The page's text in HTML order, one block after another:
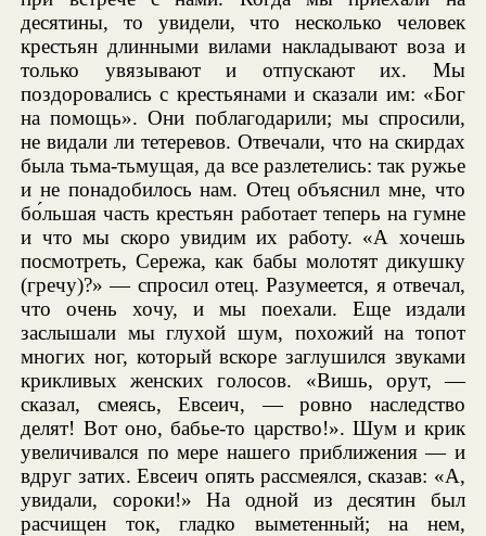
десятины, то увидели, что несколько человек
крестьян длинными вилами накладывают воза и
только увязывают и отпускают их. Мы
поздоровались с крестьянами и сказали им: «Бог
на помощь». Они поблагодарили; мы спросили,
не видали ли тетеревов. Отвечали, что на скирдах
была тьма-тьмущая, да все разлетелись: так ружье
и не понадобилось нам. Отец объяснил мне, что
бо́льшая часть крестьян работает теперь на гумне
и что мы скоро увидим их работу. «А хочешь
посмотреть, Сережа, как бабы молотят дикушку
(гречу)?» — спросил отец. Разумеется, я отвечал,
что очень хочу, и мы поехали. Еще издали
заслышали мы глухой шум, похожий на топот
многих ног, который вскоре заглушился звуками
крикливых женских голосов. «Вишь, орут, —
сказал, смеясь, Евсеич, — ровно наследство
делят! Вот оно, бабье-то царство!». Шум и крик
увеличивался по мере нашего приближения — и
вдруг затих. Евсеич опять рассмеялся, сказав: «А,
увидали, сороки!» На одной из десятин был
расчищен ток, гладко выметенный; на нем,